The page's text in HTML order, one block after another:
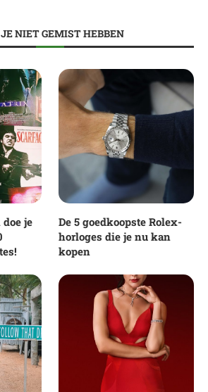
NIET GEMIST HEBBEN
je
De 5 goedkoopste Rolex-
horloges die je nu kan
kopen